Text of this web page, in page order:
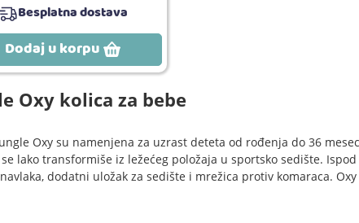
Oxy kolica za bebe
Oxy su namenjena za uzrast deteta od rođenja do 36
lako transformiše iz ležećeg položaja u sportsko sedište.
dodatni uložak za sedište i mrežica protiv komaraca.
Besplatna dostava
Dodaj u korpu